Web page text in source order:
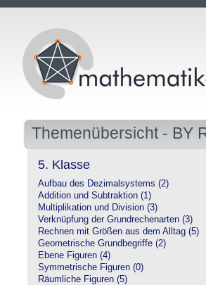
Themenübersicht - BY
5. Klasse
Aufbau des Dezimalsystems (2)
Addition und Subtraktion (1)
Multiplikation und Division (3)
Verknüpfung der Grundrechenarten (3)
Rechnen mit Größen aus dem Alltag (5)
Geometrische Grundbegriffe (2)
Ebene Figuren (4)
Symmetrische Figuren (0)
Räumliche Figuren (5)